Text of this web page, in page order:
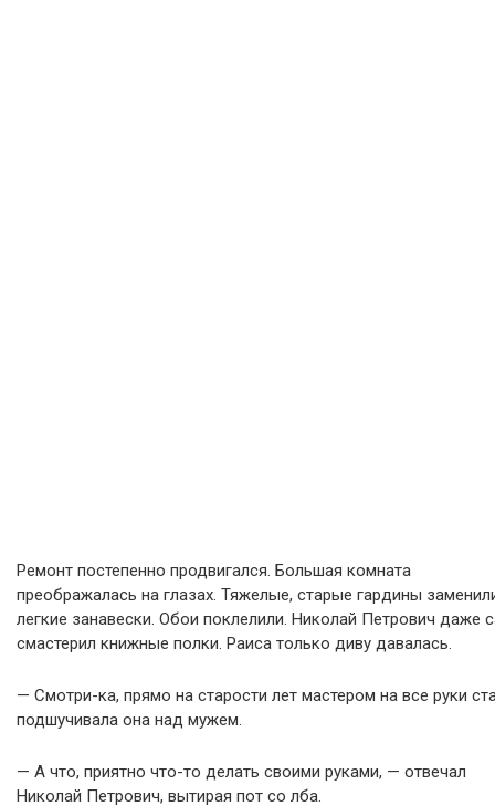
Ремонт постепенно продвигался. Большая комната
преображалась на глазах. Тяжелые, старые гардины
легкие занавески. Обои поклелили. Николай Петрович даже
смастерил книжные полки. Раиса только диву давалась.
— Смотри-ка, прямо на старости лет мастером на все руки
подшучивала она над мужем.
— А что, приятно что-то делать своими руками, — отвечал
Николай Петрович, вытирая пот со лба.